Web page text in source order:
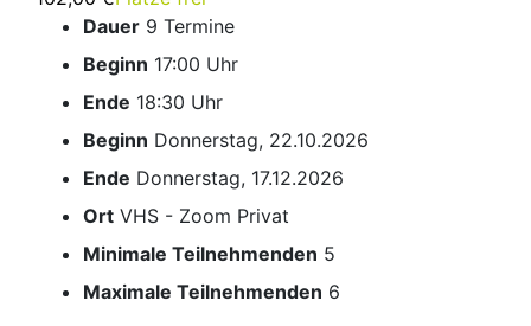
Dauer 9 Termine
Beginn 17:00 Uhr
Ende 18:30 Uhr
Beginn Donnerstag, 22.10.2026
Ende Donnerstag, 17.12.2026
Ort VHS - Zoom Privat
Minimale Teilnehmenden 5
Maximale Teilnehmenden 6